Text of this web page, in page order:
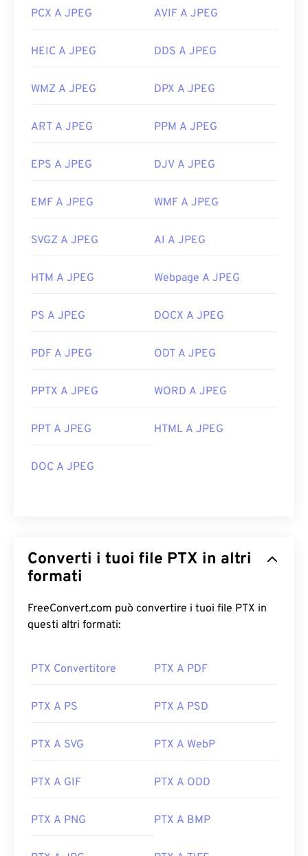
PCX A JPEG AVIF A JPEG
HEIC A JPEG DDS A JPEG
WMZ A JPEG DPX A JPEG
ART A JPEG PPM A JPEG
EPS A JPEG DJV A JPEG
EMF A JPEG WMF A JPEG
SVGZ A JPEG AI A JPEG
HTM A JPEG Webpage A JPEG
PS A JPEG DOCX A JPEG
PDF A JPEG ODT A JPEG
PPTX A JPEG WORD A JPEG
PPT A JPEG HTML A JPEG
DOC A JPEG
Converti i tuoi file PTX in altri
formati
FreeConvert.com può convertire i tuoi file PTX in
questi altri formati:
PTX Convertitore PTX A PDF
PTX A PS PTX A PSD
PTX A SVG PTX A WebP
PTX A GIF PTX A ODD
PTX A PNG PTX A BMP